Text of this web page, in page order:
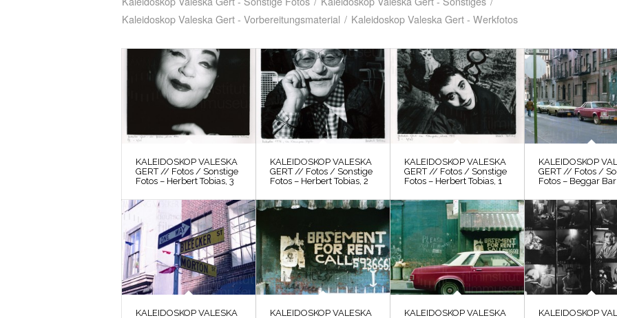
Kaleidoskop Valeska Gert - Vorbereitungsmaterial / Kaleidoskop Valeska Gert - Werkfotos
KALEIDOSKOP VALESKA
GERT // Fotos / Sonstige
Fotos – Herbert Tobias, 3
KALEIDOSKOP VALESKA
GERT // Fotos / Sonstige
Fotos – Herbert Tobias, 2
KALEIDOSKOP VALESKA
GERT // Fotos / Sonstige
Fotos – Herbert Tobias, 1
KALEIDOSKOP
GERT // Fotos /
Fotos – Beggar
KALEIDOSKOP VALESKA
KALEIDOSKOP VALESKA
KALEIDOSKOP VALESKA
KALEIDOSKOP